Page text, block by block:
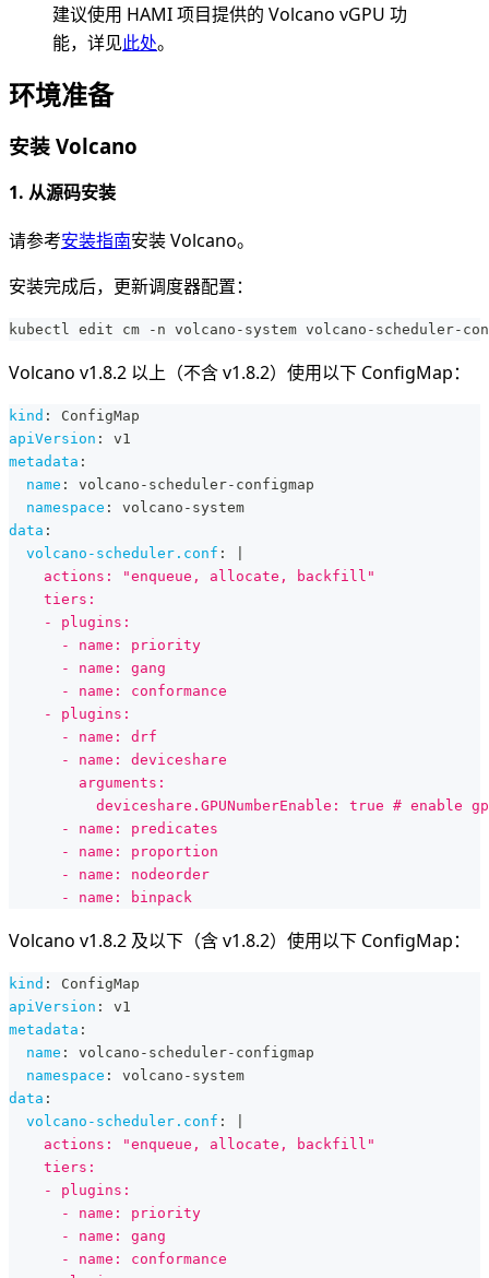
建议使用 HAMI 项目提供的 Volcano vGPU 功
能，详见此处。
环境准备
安装 Volcano
1. 从源码安装
请参考安装指南安装 Volcano。
安装完成后，更新调度器配置：
kubectl edit cm -n volcano-system volcano-scheduler-
Volcano v1.8.2 以上（不含 v1.8.2）使用以下 ConfigMap：
kind :
ConfigMap
apiVersion :
v1
metadata :
name : volcano - scheduler- configmap
namespace : volcano - system
data :
volcano-scheduler.conf :
    actions: "enqueue, allocate, backfill"
    tiers:
    - plugins:
      - name: priority
      - name: gang
      - name: conformance
    - plugins:
      - name: drf
      - name: deviceshare
        arguments:
deviceshare.GPUNumberEnable: true # enable
      - name: predicates
      - name: proportion
      - name: nodeorder
      - name: binpack
Volcano v1.8.2 及以下（含 v1.8.2）使用以下 ConfigMap：
kind :
ConfigMap
apiVersion :
v1
metadata :
name : volcano - scheduler- configmap
namespace : volcano - system
data :
volcano-scheduler.conf :
    actions: "enqueue, allocate, backfill"
    tiers:
    - plugins:
      - name: priority
      - name: gang
      - name: conformance